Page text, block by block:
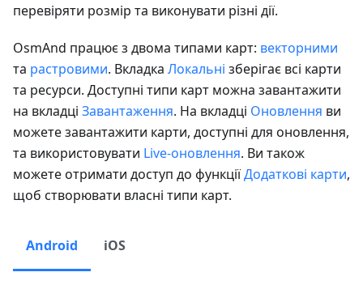
перевіряти розмір та виконувати різні дії.
OsmAnd працює з двома типами карт: векторними
та растровими. Вкладка Локальні зберігає всі карти
та ресурси. Доступні типи карт можна завантажити
на вкладці Завантаження. На вкладці Оновлення ви
можете завантажити карти, доступні для оновлення,
та використовувати Live-оновлення. Ви також
можете отримати доступ до функціїДодаткові карти,
щоб створювати власні типи карт.
Android iOS